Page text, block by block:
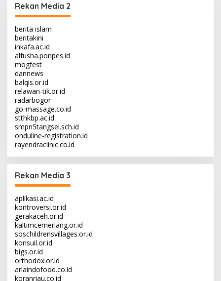
Rekan Media 2
berita islam
beritakini
inkafa.ac.id
alfusha.ponpes.id
mogfest
dannews
balqis.or.id
relawan-tik.or.id
radarbogor
go-massage.co.id
stthkbp.ac.id
smpn5tangsel.sch.id
onduline-registration.id
rayendraclinic.co.id
Rekan Media 3
aplikasi.ac.id
kontroversi.or.id
gerakaceh.or.id
kaltimcemerlang.or.id
soschildrensvillages.or.id
konsuil.or.id
bigs.or.id
orthodox.or.id
arlaindofood.co.id
koranriau.co.id